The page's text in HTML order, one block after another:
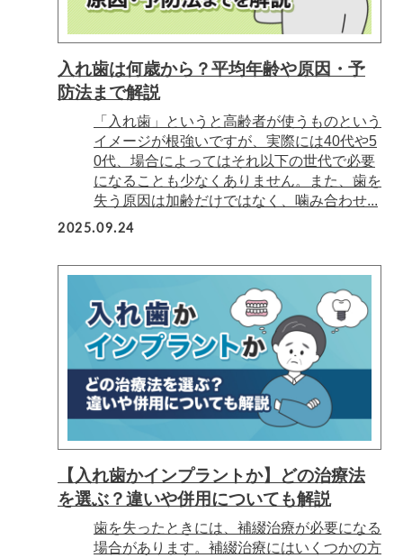
入れ歯は何歳から？平均年齢や原因・予
防法まで解説
「入れ歯」というと高齢者が使うものという
イメージが根強いですが、実際には40代や5
0代、場合によってはそれ以下の世代で必要
になることも少なくありません。また、歯を
失う原因は加齢だけではなく、噛み合わせ...
2025.09.24
【入れ歯かインプラントか】どの治療法
を選ぶ？違いや併用についても解説
歯を失ったときには、補綴治療が必要になる
場合があります。補綴治療にはいくつかの方